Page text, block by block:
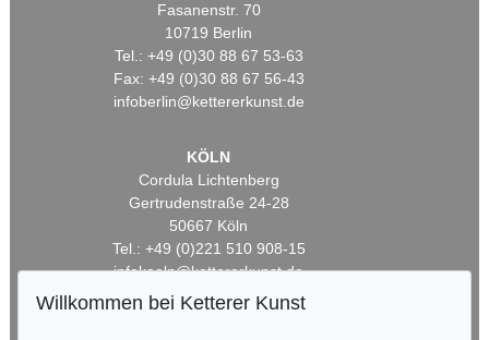
Fasanenstr. 70
10719 Berlin
Tel.: +49 (0)30 88 67 53-63
Fax: +49 (0)30 88 67 56-43
infoberlin@kettererkunst.de
KÖLN
Cordula Lichtenberg
Gertrudenstraße 24-28
50667 Köln
Tel.: +49 (0)221 510 908-15
infokoeln@kettererkunst.de
Willkommen bei Ketterer Kunst